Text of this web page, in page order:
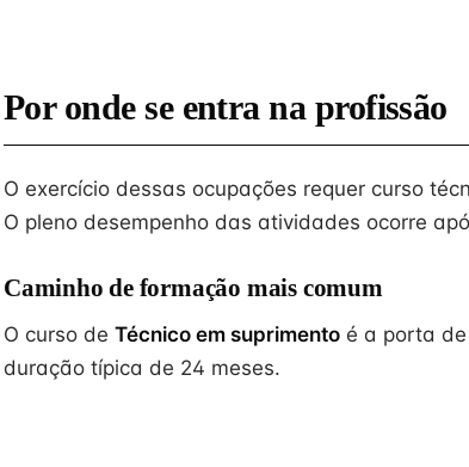
Por onde se entra na profissão
O exercício dessas ocupações requer curso
O pleno desempenho das atividades ocorre
Caminho de formação mais comum
O curso de Técnico em suprimento é a porta
duração típica de 24 meses.